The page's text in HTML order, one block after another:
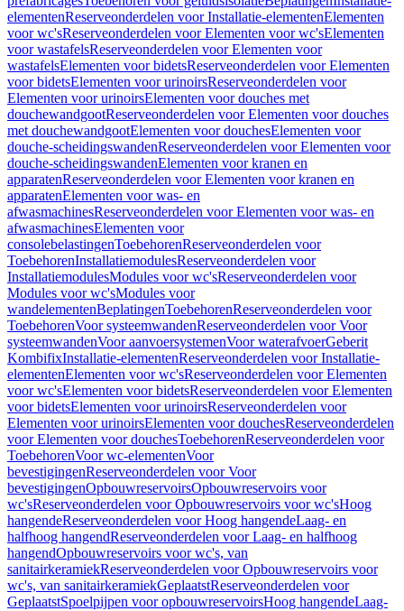
elementenReserveonderdelen voor Installatie-elementenElementen
voor wc'sReserveonderdelen voor Elementen voor wc'sElementen
voor wastafelsReserveonderdelen voor Elementen voor
wastafelsElementen voor bidetsReserveonderdelen voor Elementen
voor bidetsElementen voor urinoirsReserveonderdelen voor
Elementen voor urinoirsElementen voor douches met
douchewandgootReserveonderdelen voor Elementen voor douches
met douchewandgootElementen voor douchesElementen voor
douche-scheidingswandenReserveonderdelen voor Elementen voor
douche-scheidingswandenElementen voor kranen en
apparatenReserveonderdelen voor Elementen voor kranen en
apparatenElementen voor was- en
afwasmachinesReserveonderdelen voor Elementen voor was- en
afwasmachinesElementen voor
consolebelastingenToebehorenReserveonderdelen voor
ToebehorenInstallatiemodulesReserveonderdelen voor
InstallatiemodulesModules voor wc'sReserveonderdelen voor
Modules voor wc'sModules voor
wandelementenBeplatingenToebehorenReserveonderdelen voor
ToebehorenVoor systeemwandenReserveonderdelen voor Voor
systeemwandenVoor aanvoersystemenVoor waterafvoerGeberit
KombifixInstallatie-elementenReserveonderdelen voor Installatie-
elementenElementen voor wc'sReserveonderdelen voor Elementen
voor wc'sElementen voor bidetsReserveonderdelen voor Elementen
voor bidetsElementen voor urinoirsReserveonderdelen voor
Elementen voor urinoirsElementen voor douchesReserveonderdelen
voor Elementen voor douchesToebehorenReserveonderdelen voor
ToebehorenVoor wc-elementenVoor
bevestigingenReserveonderdelen voor Voor
bevestigingenOpbouwreservoirsOpbouwreservoirs voor
wc'sReserveonderdelen voor Opbouwreservoirs voor wc'sHoog
hangendeReserveonderdelen voor Hoog hangendeLaag- en
halfhoog hangendReserveonderdelen voor Laag- en halfhoog
hangendOpbouwreservoirs voor wc's, van
sanitairkeramiekReserveonderdelen voor Opbouwreservoirs voor
wc's, van sanitairkeramiekGeplaatstReserveonderdelen voor
GeplaatstSpoelpijpen voor opbouwreservoirsHoog hangendeLaag-